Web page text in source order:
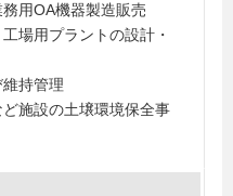
用OA機器製造販売
場用プラントの設計・
持管理
施設の土壌環境保全事